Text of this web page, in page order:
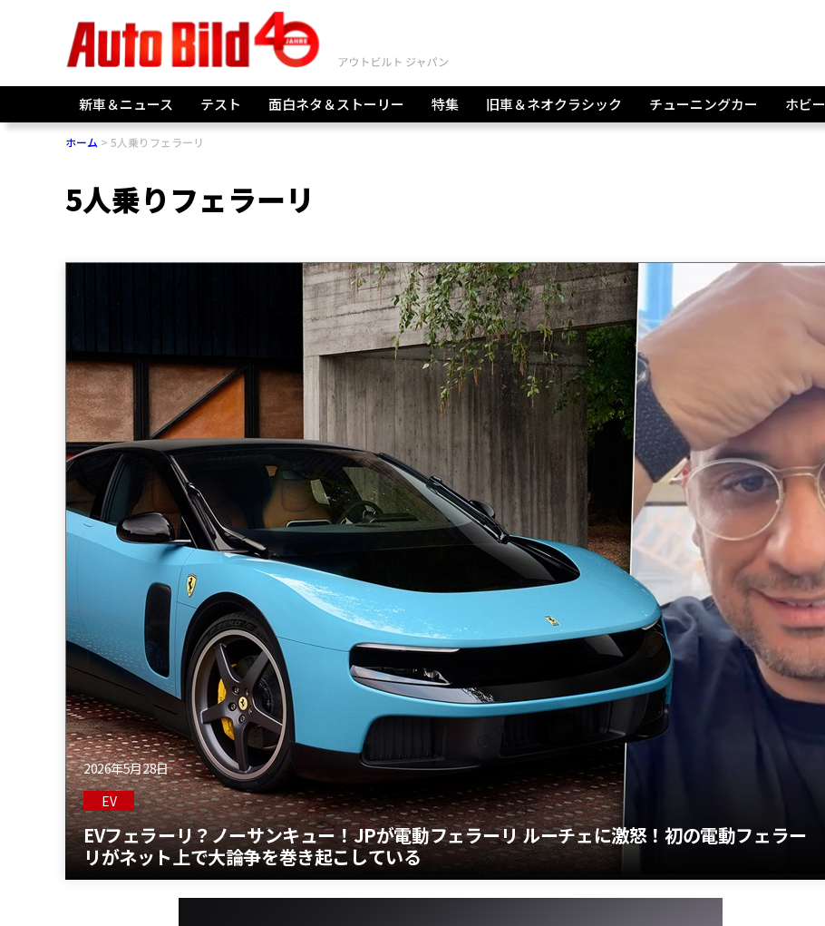
新車＆ニュース テスト 面白ネタ＆ストーリー 特集 旧車＆ネオクラシック チューニングカー ホビー
ホーム 5人乗りフェラーリ
5人乗りフェラーリ
2026年5月28日
EV
EVフェラーリ？ノーサンキュー！JPが電動フェラーリ ルーチェに激怒！初の電動フェラー
リがネット上で大論争を巻き起こしている